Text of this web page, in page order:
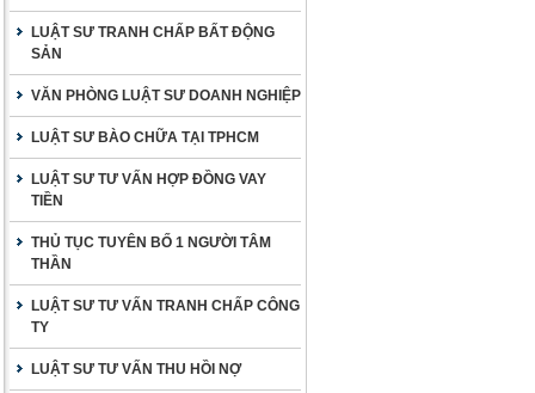
LUẬT SƯ TRANH CHẤP BẤT ĐỘNG
SẢN
VĂN PHÒNG LUẬT SƯ DOANH NGHIỆP
LUẬT SƯ BÀO CHỮA TẠI TPHCM
LUẬT SƯ TƯ VẤN HỢP ĐỒNG VAY
TIỀN
THỦ TỤC TUYÊN BỐ 1 NGƯỜI TÂM
THẦN
LUẬT SƯ TƯ VẤN TRANH CHẤP CÔNG
TY
LUẬT SƯ TƯ VẤN THU HỒI NỢ